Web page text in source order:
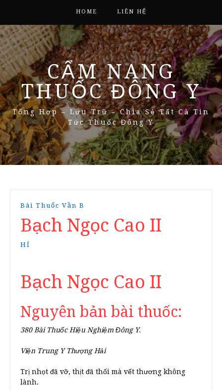
HOME LIÊN HỆ
CẨM NANG
THUỐC ĐÔNG Y
Tổng Hợp – Lưu Trữ – Chia Sẻ Tất Cả Tin
Tức Thuốc Đông Y
Bài Thuốc Vần B
Bạch Ngọc Cao II
HÍ
Bạch Ngọc Cao II
Nguyên bản bài thuốc:
380 Bài Thuốc Hiệu Nghiệm Đông Y.
Viện Trung Y Thượng Hải
Trị nhọt đã vỡ, thịt đã thối mà vết thương không
lành.